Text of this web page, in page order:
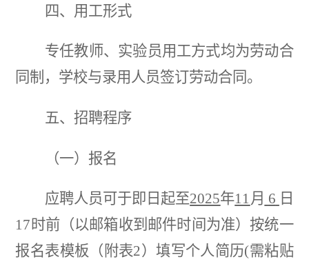
四、 用工形式
专任教师、实验员用工方式均为劳动合
同制，学校与录用人员签订劳动合同。
五、招聘程序
（一）报名
应聘人员可于即日起至2025年11 月 6 日
17时前（以邮箱收到邮件时间为准）按统一
报名表模板（附表2）填写个人简历(需粘贴